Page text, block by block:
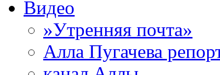
Видео
»Утренняя почта»
Алла Пугачева